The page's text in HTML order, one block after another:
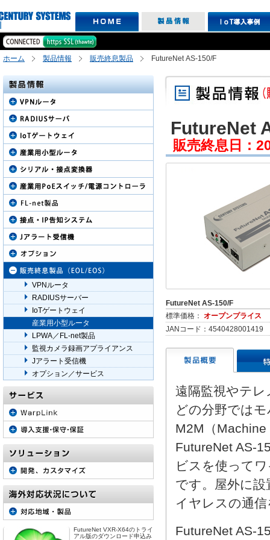
ホーム 製品情報 販売終息製品 FutureNet AS-150/F
FutureNet
販売終息日：
FutureNet AS-150/F
標準価格： オープンプライス
JANコード：4540428001419
遠隔監視やテ
どの分野では
M2M（
FutureNet AS-
ビスを使って
です。屋外に
イヤレスの通
FutureNet AS-
VPNルータ
RADIUSサーバー
IoTゲートウェイ
産業用小型ルータ
LPWA／FL-net製品
監視カメラ録画アプライアンス
Jアラート受信機
オプション／サービス
FutureNet VXR-X64のトライ
アル版のダウンロード申込み